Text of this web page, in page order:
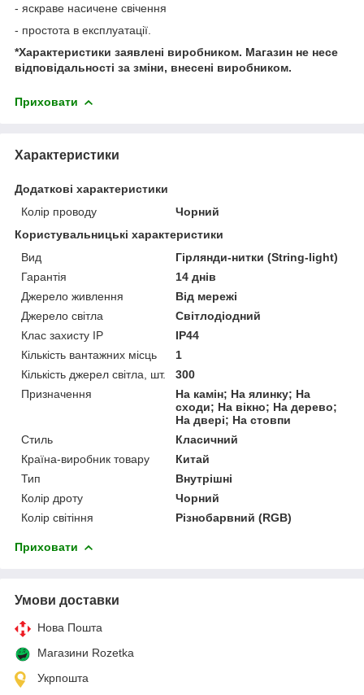
- яскраве насичене свічення
- простота в експлуатації.
*Характеристики заявлені виробником. Магазин не несе
відповідальності за зміни, внесені виробником.
Приховати
Характеристики
Додаткові характеристики
Колір проводу
Чорний
Користувальницькі характеристики
Вид
Гірлянди-нитки (String-light)
Гарантія
14 днів
Джерело живлення
Від мережі
Джерело світла
Світлодіодний
Клас захисту IP
IP44
Кількість вантажних місць
1
Кількість джерел світла, шт.
300
Призначення
На камін; На ялинку; На
сходи; На вікно; На дерево;
На двері; На стовпи
Стиль
Класичний
Країна-виробник товару
Китай
Тип
Внутрішні
Колір дроту
Чорний
Колір світіння
Різнобарвний (RGB)
Приховати
Умови доставки
Нова Пошта
Магазини Rozetka
Укрпошта